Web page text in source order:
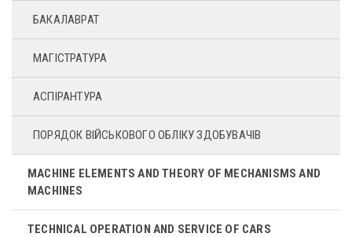
БАКАЛАВРАТ
МАГІСТРАТУРА
АСПІРАНТУРА
ПОРЯДОК ВІЙСЬКОВОГО ОБЛІКУ ЗДОБУВАЧІВ
MACHINE ELEMENTS AND THEORY OF MECHANISMS AND
MACHINES
TECHNICAL OPERATION AND SERVICE OF CARS